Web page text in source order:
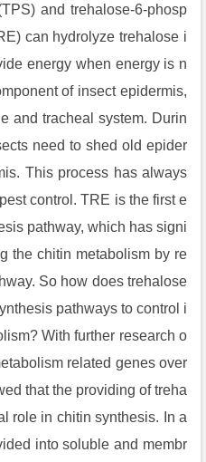
and trehalose-6-phosp
can hydrolyze trehalose i
energy when energy is n
of insect epidermis,
and tracheal system. Durin
need to shed old epider
This process has always
control. TRE is the first e
pathway, which has signi
the chitin metabolism by re
So how does trehalose
pathways to control i
With further research o
related genes over
that the providing of treha
role in chitin synthesis. In a
into soluble and membr